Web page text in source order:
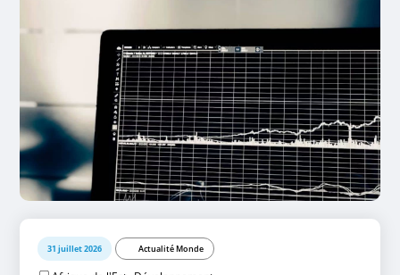
31 juillet 2026 Actualité Monde